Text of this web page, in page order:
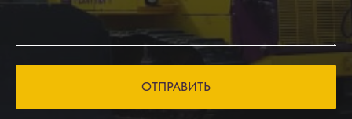
ОТПРАВИТЬ